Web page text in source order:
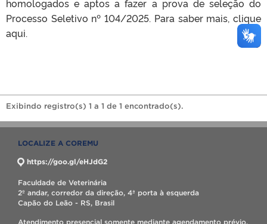
homologados e aptos a fazer a prova de seleção do
Processo Seletivo nº 104/2025. Para saber mais, clique
aqui.
Exibindo registro(s) 1 a 1 de 1 encontrado(s).
LOCALIZE A COREMU
https://goo.gl/eHJdG2
Faculdade de Veterinária
2º andar, corredor da direção, 4ª porta à esquerda
Capão do Leão - RS, Brasil
Atendimento presencial somente mediante agendamento prévio.